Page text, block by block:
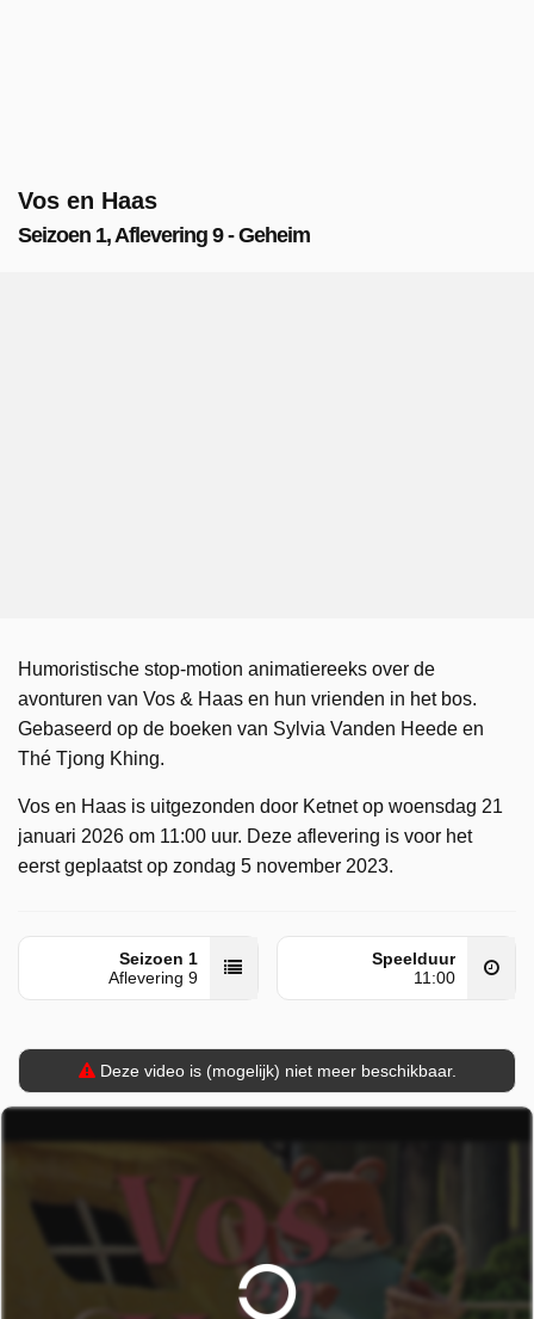
Vos en Haas
Seizoen 1, Aflevering 9 - Geheim
Humoristische stop-motion animatiereeks over de
avonturen van Vos & Haas en hun vrienden in het bos.
Gebaseerd op de boeken van Sylvia Vanden Heede en
Thé Tjong Khing.
Vos en Haas is uitgezonden door Ketnet op woensdag 21
januari 2026 om 11:00 uur. Deze aflevering is voor het
eerst geplaatst op zondag 5 november 2023.
Seizoen 1
Aflevering 9
Speelduur
11:00
Deze video is (mogelijk) niet meer beschikbaar.